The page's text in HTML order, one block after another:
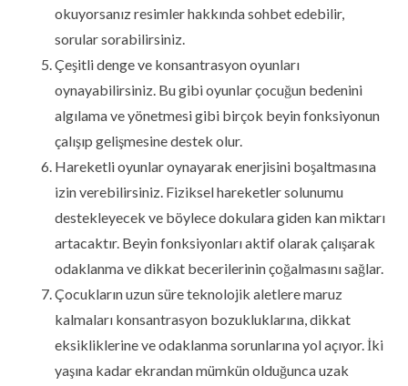
okuyorsanız resimler hakkında sohbet edebilir,
sorular sorabilirsiniz.
Çeşitli denge ve konsantrasyon oyunları
oynayabilirsiniz. Bu gibi oyunlar çocuğun bedenini
algılama ve yönetmesi gibi birçok beyin fonksiyonun
çalışıp gelişmesine destek olur.
Hareketli oyunlar oynayarak enerjisini boşaltmasına
izin verebilirsiniz. Fiziksel hareketler solunumu
destekleyecek ve böylece dokulara giden kan miktarı
artacaktır. Beyin fonksiyonları aktif olarak çalışarak
odaklanma ve dikkat becerilerinin çoğalmasını sağlar.
Çocukların uzun süre teknolojik aletlere maruz
kalmaları konsantrasyon bozukluklarına, dikkat
eksikliklerine ve odaklanma sorunlarına yol açıyor. İki
yaşına kadar ekrandan mümkün olduğunca uzak